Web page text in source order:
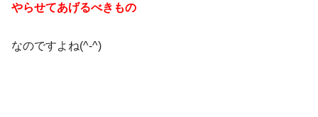
やらせてあげるべきもの
なのですよね(^-^)